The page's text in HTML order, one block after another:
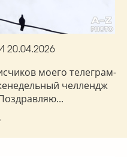
моего телеграм-
челлендж